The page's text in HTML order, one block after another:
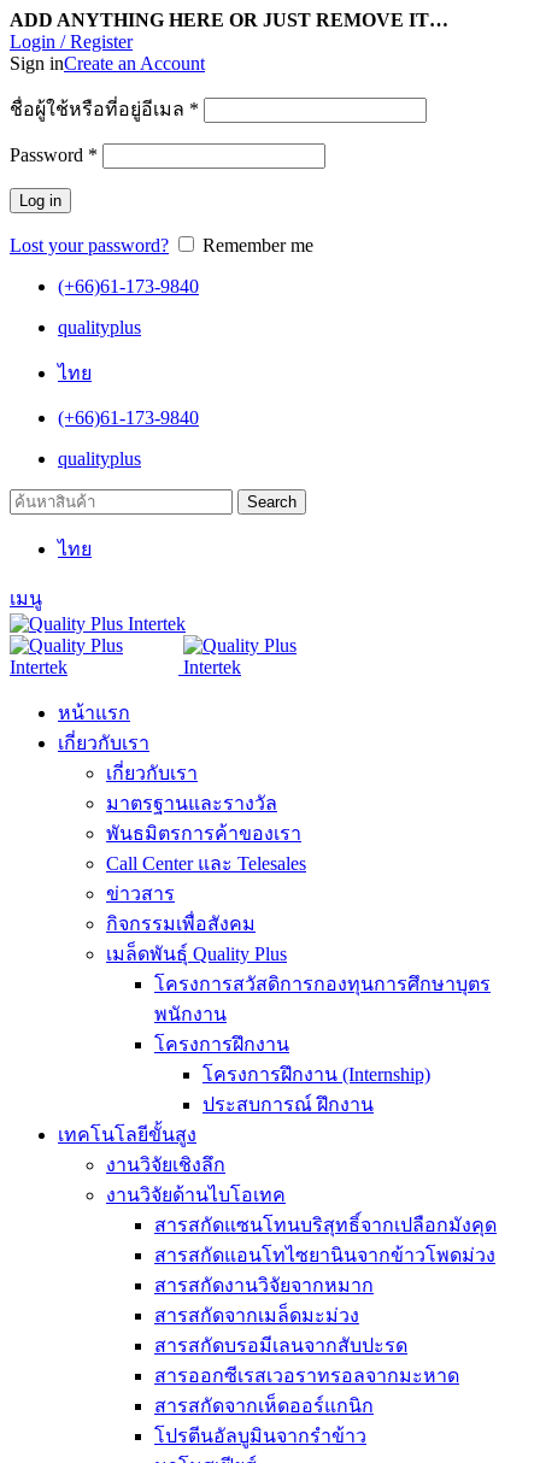
ADD ANYTHING HERE OR JUST REMOVE IT…
Login / Register
Sign inCreate an Account
ชื่อผู้ใช้หรือที่อยู่อีเมล *
Password *
Log in
Lost your password?
Remember me
(+66)61-173-9840
qualityplus
ไทย
(+66)61-173-9840
qualityplus
Search
ไทย
เมนู
หน้าแรก
เกี่ยวกับเรา
เกี่ยวกับเรา
มาตรฐานและรางวัล
พันธมิตรการค้าของเรา
Call Center และ Telesales
ข่าวสาร
กิจกรรมเพื่อสังคม
เมล็ดพันธุ์ Quality Plus
โครงการสวัสดิการกองทุนการศึกษาบุตร
พนักงาน
โครงการฝึกงาน
โครงการฝึกงาน (Internship)
ประสบการณ์ ฝึกงาน
เทคโนโลยีขั้นสูง
งานวิจัยเชิงลึก
งานวิจัยด้านไบโอเทค
สารสกัดแซนโทนบริสุทธิ์จากเปลือกมังคุด
สารสกัดแอนโทไซยานินจากข้าวโพดม่วง
สารสกัดงานวิจัยจากหมาก
สารสกัดจากเมล็ดมะม่วง
สารสกัดบรอมีเลนจากสับปะรด
สารออกซีเรสเวอราทรอลจากมะหาด
สารสกัดจากเห็ดออร์แกนิก
โปรตีนอัลบูมินจากรำข้าว